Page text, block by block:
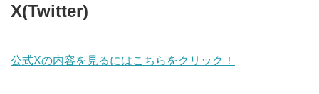
X(Twitter)
公式Xの内容を見るにはこちらをクリック！